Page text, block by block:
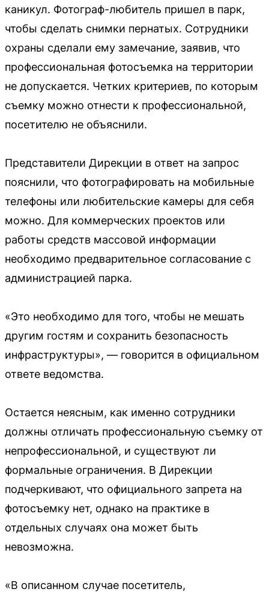
каникул. Фотограф-любитель пришел в парк,
чтобы сделать снимки пернатых. Сотрудники
охраны сделали ему замечание, заявив, что
профессиональная фотосъемка на территории
не допускается. Четких критериев, по которым
съемку можно отнести к профессиональной,
посетителю не объяснили.
Представители Дирекции в ответ на запрос
пояснили, что фотографировать на мобильные
телефоны или любительские камеры для себя
можно. Для коммерческих проектов или
работы средств массовой информации
необходимо предварительное согласование с
администрацией парка.
«Это необходимо для того, чтобы не мешать
другим гостям и сохранить безопасность
инфраструктуры», — говорится в официальном
ответе ведомства.
Остается неясным, как именно сотрудники
должны отличать профессиональную съемку от
непрофессиональной, и существуют ли
формальные ограничения. В Дирекции
подчеркивают, что официального запрета на
фотосъемку нет, однако на практике в
отдельных случаях она может быть
невозможна.
«В описанном случае посетитель,